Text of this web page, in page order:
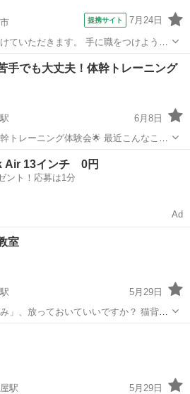
提携サイト 7月24日
ます。 手に職をつけよう
解消す
、一日を丸々使って、 体験します。
手でも大丈夫！体幹トレーニング
6月8日
ング体験会🌟 最近こんなこと
肩こり・腰痛がなかなかスッキリし
Air 13インチ 0円
ント！応募は1分
Ad
室
5月29日
、放っておいていいですか？ 猫背・
つはこれ、全部「骨格のゆがみ」から
駅
5月29日